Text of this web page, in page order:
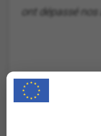
ont dépassé nos